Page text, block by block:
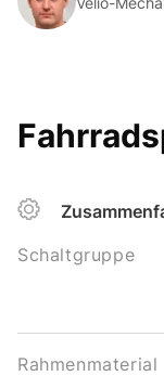
Schaltgruppe
Rahmenmaterial